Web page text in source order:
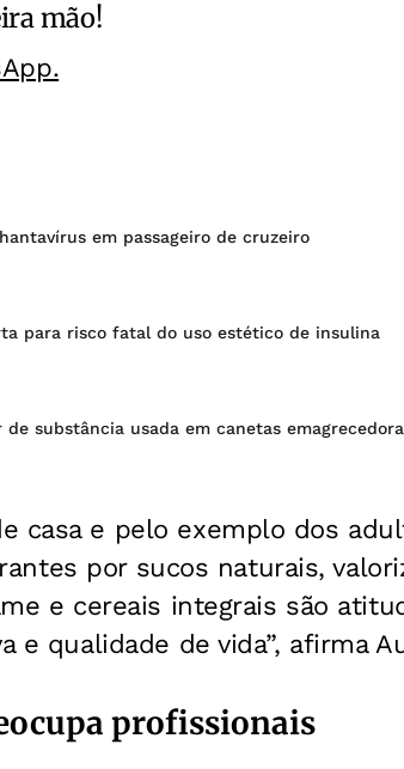
mão!
em passageiro de cruzeiro
para risco fatal do uso estético de insulina
substância usada em canetas
casa e pelo exemplo dos
por sucos naturais,
e cereais integrais são
e qualidade de vida”, afirma
profissionais